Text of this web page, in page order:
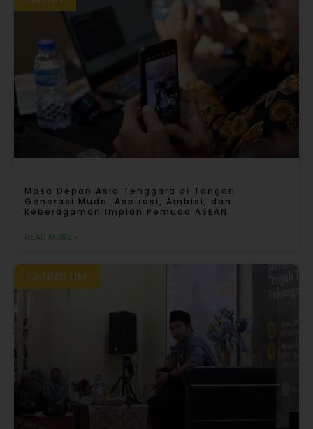
Masa Depan Asia Tenggara di Tangan
Generasi Muda: Aspirasi, Ambisi, dan
Keberagaman Impian Pemuda ASEAN
READ MORE »
DENNIS LIM